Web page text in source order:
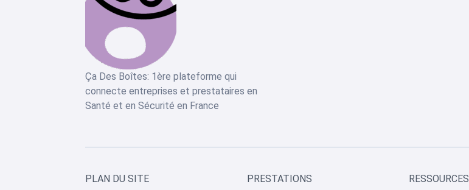
Ça Des Boîtes: 1ère plateforme qui
connecte entreprises et prestataires en
Santé et en Sécurité en France
PLAN DU SITE PRESTATIONS RESSOURCES